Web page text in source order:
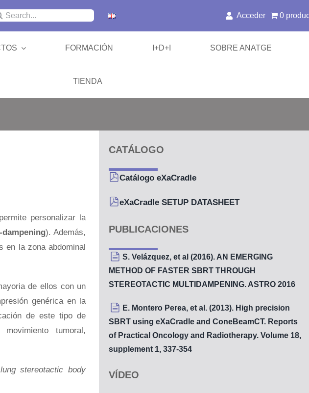
Acceder 0
SBRT / SABR
Colchones de Inmovilización
Cabeza y Hombros
Pelvis y Extremidades
Marcaje de Pacientes
Irradiación Corporal Total (ICT)
FORMACIÓN I+D+I SOBRE ANATGE
TIENDA
personalizar la
dampening). Además,
en la zona abdominal
de ellos con un
genérica en la
de este tipo de
tumoral,
stereotactic body
CATÁLOGO
Catálogo eXaCradle
eXaCradle SETUP DATASHEET
PUBLICACIONES
S. Velázquez, et al (2016). AN EMERGING
METHOD OF FASTER SBRT THROUGH
STEREOTACTIC MULTIDAMPENING. ASTRO 2016
E. Montero Perea, et al. (2013). High precision
SBRT using eXaCradle and ConeBeamCT. Reports
of Practical Oncology and Radiotherapy. Volume 18,
supplement 1, 337-354
VÍDEO